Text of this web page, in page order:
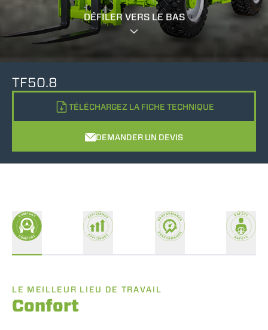
DÉFILER VERS LE BAS
TF50.8
TÉLÉCHARGEZ LA FICHE TECHNIQUE
DEMANDER UN DEVIS
LE MEILLEUR LIEU DE TRAVAIL
Confort